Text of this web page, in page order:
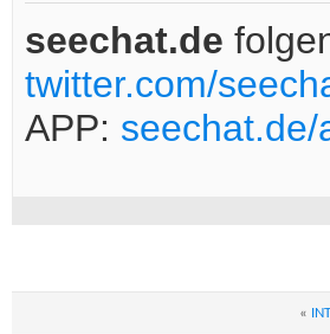
seechat.de
twitter.com/
APP: seechat.de/
«